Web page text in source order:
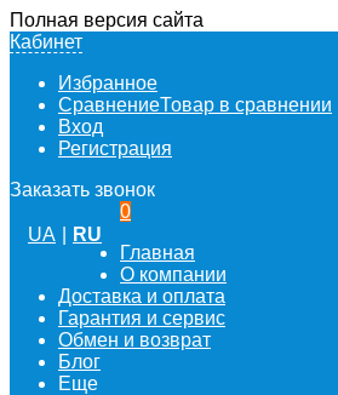
Полная версия сайта
Кабинет
Избранное
СравнениеТовар в сравнении
Вход
Регистрация
Заказать звонок
UA RU
0
Главная
О компании
Доставка и оплата
Гарантия и сервис
Обмен и возврат
Блог
Еще